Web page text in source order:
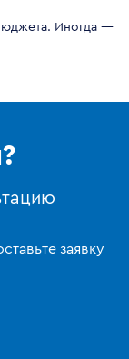
Иногда —
заявку